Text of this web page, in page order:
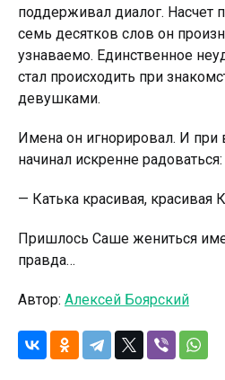
поддерживал диалог. Насчет
семь десятков слов он
узнаваемо. Единственное
стал происходить при
девушками.
Имена он игнорировал. И
начинал искренне радоваться:
— Катька красивая, красивая
Пришлось Саше жениться
правда…
Автор: Алексей Боярский